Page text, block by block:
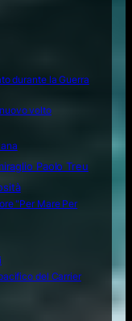
durante la Guerra
volto
Paolo Treu
"Per Mare Per
del Carrier